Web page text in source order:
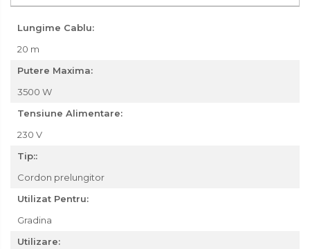
Masini de Ascutit Burghie
Discuri Fierastrau Circular
Purificatoare de aer
Lungime Cablu:
20 m
Putere Maxima:
3500 W
Tensiune Alimentare:
230 V
Tip::
Cordon prelungitor
Utilizat Pentru:
Gradina
Utilizare: